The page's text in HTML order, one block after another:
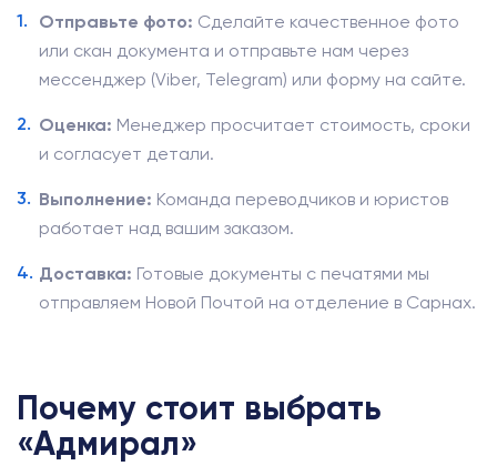
Отправьте фото: Сделайте качественное фото
или скан документа и отправьте нам через
мессенджер (Viber, Telegram) или форму на сайте.
Оценка: Менеджер просчитает стоимость, сроки
и согласует детали.
Выполнение: Команда переводчиков и юристов
работает над вашим заказом.
Доставка: Готовые документы с печатями мы
отправляем Новой Почтой на отделение в Сарнах.
Почему стоит выбрать
«Адмирал»